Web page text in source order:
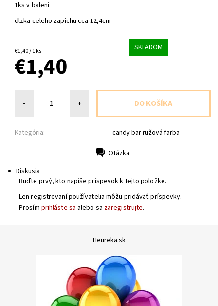
1ks v baleni
dlzka celeho zapichu cca 12,4cm
€1,40 / 1 ks SKLADOM
€1,40
- +
Kategória: candy bar ružová farba
Otázka
Diskusia
Buďte prvý, kto napíše príspevok k tejto položke.
Len registrovaní používatelia môžu pridávať príspevky.
Prosím prihláste sa alebo sa zaregistrujte.
Heureka.sk